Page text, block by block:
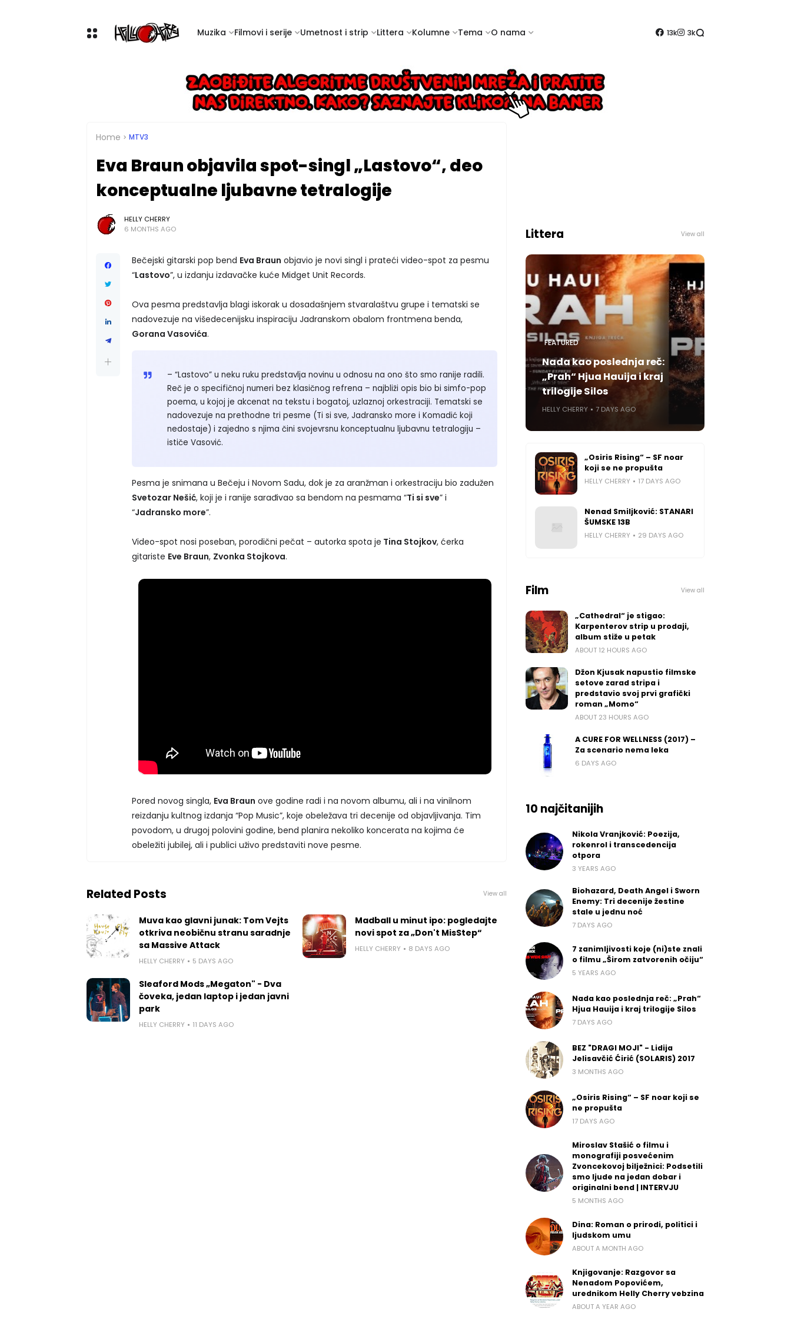
Muzika Filmovi i serije Umetnost i strip Littera Kolumne Tema O nama 13k 3k
Home MTV3
Eva Braun objavila spot-singl „Lastovo“, deo
konceptualne ljubavne tetralogije
HELLY CHERRY
6 MONTHS AGO
Bečejski gitarski pop bend Eva Braun objavio je novi singl i prateći video-spot za pesmu
“Lastovo”, u izdanju izdavačke kuće Midget Unit Records.
Ova pesma predstavlja blagi iskorak u dosadašnjem stvaralaštvu grupe i tematski se
nadovezuje na višedecenijsku inspiraciju Jadranskom obalom frontmena benda,
Gorana Vasovića.
– “Lastovo” u neku ruku predstavlja novinu u odnosu na ono što smo ranije radili.
Reč je o specifičnoj numeri bez klasičnog refrena – najbliži opis bio bi simfo-pop
poema, u kojoj je akcenat na tekstu i bogatoj, uzlaznoj orkestraciji. Tematski se
nadovezuje na prethodne tri pesme (Ti si sve, Jadransko more i Komadić koji
nedostaje) i zajedno s njima čini svojevrsnu konceptualnu ljubavnu tetralogiju –
ističe Vasović.
Pesma je snimana u Bečeju i Novom Sadu, dok je za aranžman i orkestraciju bio zadužen
Svetozar Nešić, koji je i ranije sarađivao sa bendom na pesmama “Ti si sve” i
“Jadransko more”.
Video-spot nosi poseban, porodični pečat – autorka spota je Tina Stojkov, ćerka
gitariste Eve Braun, Zvonka Stojkova.
Pored novog singla, Eva Braun ove godine radi i na novom albumu, ali i na vinilnom
reizdanju kultnog izdanja “Pop Music”, koje obeležava tri decenije od objavljivanja. Tim
povodom, u drugoj polovini godine, bend planira nekoliko koncerata na kojima će
obeležiti jubilej, ali i publici uživo predstaviti nove pesme.
Related Posts View all
Muva kao glavni junak: Tom Vejts
otkriva neobičnu stranu saradnje
sa Massive Attack
HELLY CHERRY 5 DAYS AGO
Madball u minut ipo: pogledajte
novi spot za „Don't MisStep“
HELLY CHERRY 8 DAYS AGO
Sleaford Mods „Megaton" - Dva
čoveka, jedan laptop i jedan javni
park
HELLY CHERRY 11 DAYS AGO
Littera View all
FEATURED
Nada kao poslednja reč:
„Prah“ Hjua Hauija i kraj
trilogije Silos
HELLY CHERRY 7 DAYS AGO
„Osiris Rising“ – SF noar
koji se ne propušta
HELLY CHERRY 17 DAYS AGO
Nenad Smiljković: STANARI
ŠUMSKE 13B
HELLY CHERRY 29 DAYS AGO
Film View all
„Cathedral“ je stigao:
Karpenterov strip u prodaji,
album stiže u petak
ABOUT 12 HOURS AGO
Džon Kjusak napustio filmske
setove zarad stripa i
predstavio svoj prvi grafički
roman „Momo“
ABOUT 23 HOURS AGO
A CURE FOR WELLNESS (2017) –
Za scenario nema leka
6 DAYS AGO
10 najčitanijih
Nikola Vranjković: Poezija,
rokenrol i transcedencija
otpora
3 YEARS AGO
Biohazard, Death Angel i Sworn
Enemy: Tri decenije žestine
stale u jednu noć
7 DAYS AGO
7 zanimljivosti koje (ni)ste znali
o filmu „Širom zatvorenih očiju“
5 YEARS AGO
Nada kao poslednja reč: „Prah“
Hjua Hauija i kraj trilogije Silos
7 DAYS AGO
BEZ "DRAGI MOJI" - Lidija
Jelisavčić Ćirić (SOLARIS) 2017
3 MONTHS AGO
„Osiris Rising“ – SF noar koji se
ne propušta
17 DAYS AGO
Miroslav Stašić o filmu i
monografiji posvećenim
Zvoncekovoj bilježnici: Podsetili
smo ljude na jedan dobar i
originalni bend | INTERVJU
5 MONTHS AGO
Dina: Roman o prirodi, politici i
ljudskom umu
ABOUT A MONTH AGO
Knjigovanje: Razgovor sa
Nenadom Popovićem,
urednikom Helly Cherry vebzina
ABOUT A YEAR AGO